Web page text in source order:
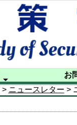
お
> ニュースレター >